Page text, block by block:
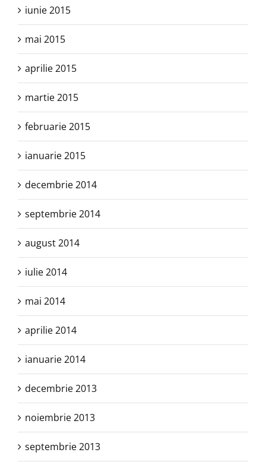
iunie 2015
mai 2015
aprilie 2015
martie 2015
februarie 2015
ianuarie 2015
decembrie 2014
septembrie 2014
august 2014
iulie 2014
mai 2014
aprilie 2014
ianuarie 2014
decembrie 2013
noiembrie 2013
septembrie 2013